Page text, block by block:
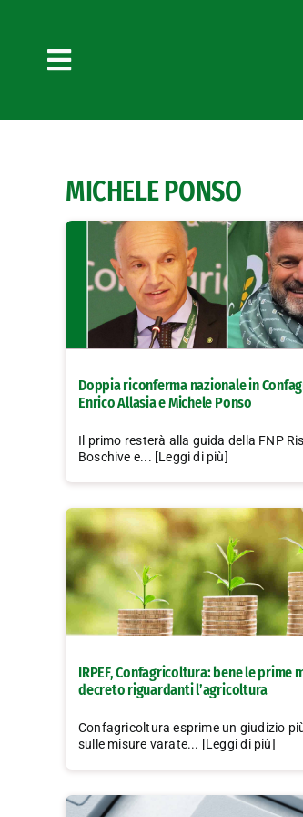
Toggle
MICHELE PONSO
Doppia riconferma nazionale in
Enrico Allasia e Michele Ponso
Il primo resterà alla guida della FNP
Boschive e... [Leggi di più]
IRPEF, Confagricoltura: bene le prime
decreto riguardanti l’agricoltura
Confagricoltura esprime un giudizio
sulle misure varate... [Leggi di più]